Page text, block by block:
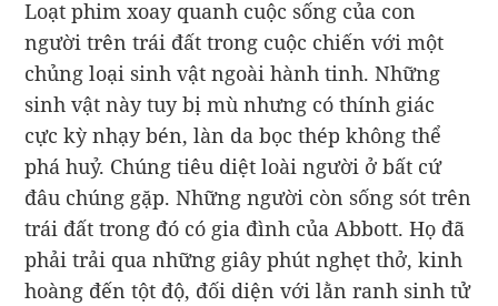
Loạt phim xoay quanh cuộc sống của con
người trên trái đất trong cuộc chiến với một
chủng loại sinh vật ngoài hành tinh. Những
sinh vật này tuy bị mù nhưng có thính giác
cực kỳ nhạy bén, làn da bọc thép không thể
phá huỷ. Chúng tiêu diệt loài người ở bất cứ
đâu chúng gặp. Những người còn sống sót trên
trái đất trong đó có gia đình của Abbott. Họ đã
phải trải qua những giây phút nghẹt thở, kinh
hoàng đến tột độ, đối diện với lằn ranh sinh tử